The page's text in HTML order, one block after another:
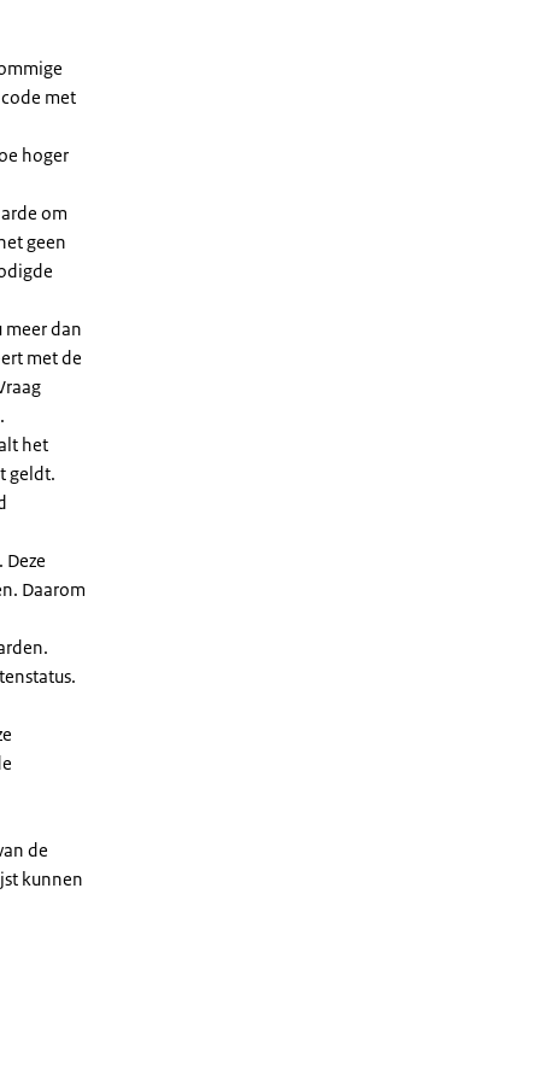
met
hoger
om
geen
meer dan
met de
het
geldt.
Daarom
de
kunnen